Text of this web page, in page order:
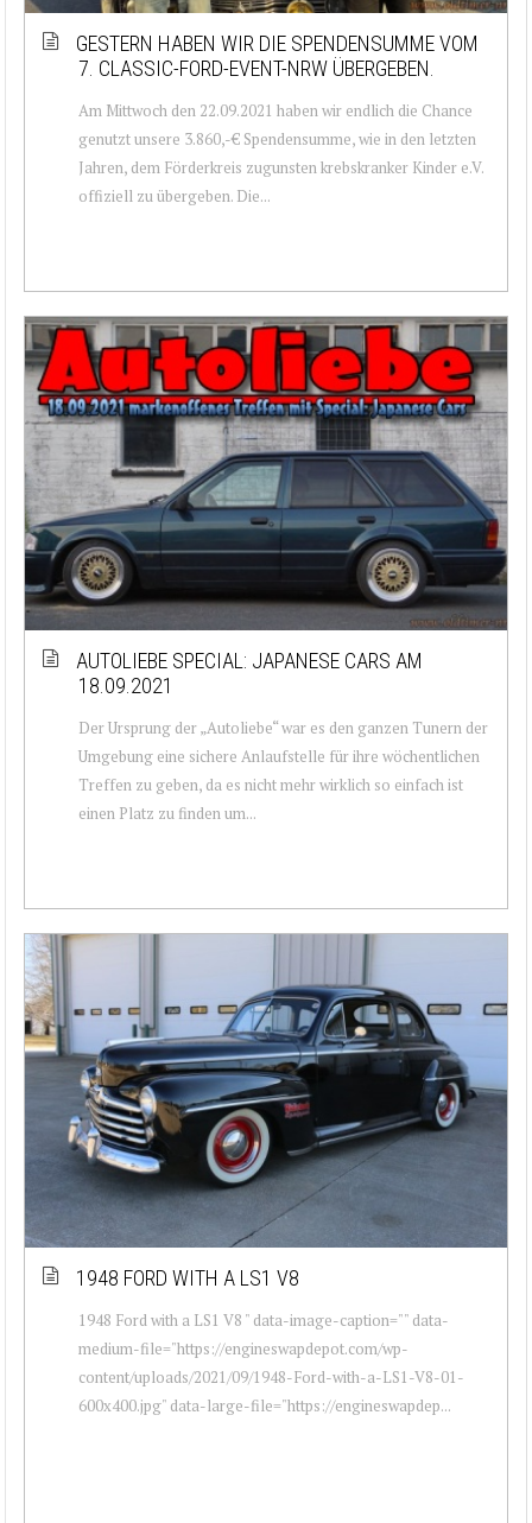
GESTERN HABEN WIR DIE SPENDENSUMME VOM
7. CLASSIC-FORD-EVENT-NRW ÜBERGEBEN.
Am Mittwoch den 22.09.2021 haben wir endlich die Chance
genutzt unsere 3.860,-€ Spendensumme, wie in den letzten
Jahren, dem Förderkreis zugunsten krebskranker Kinder e.V.
offiziell zu übergeben. Die...
AUTOLIEBE SPECIAL: JAPANESE CARS AM
18.09.2021
Der Ursprung der „Autoliebe“ war es den ganzen Tunern der
Umgebung eine sichere Anlaufstelle für ihre wöchentlichen
Treffen zu geben, da es nicht mehr wirklich so einfach ist
einen Platz zu finden um...
1948 FORD WITH A LS1 V8
1948 Ford with a LS1 V8 " data-image-caption="" data-
medium-file="https://engineswapdepot.com/wp-
content/uploads/2021/09/1948-Ford-with-a-LS1-V8-01-
600x400.jpg" data-large-file="https://engineswapdep...